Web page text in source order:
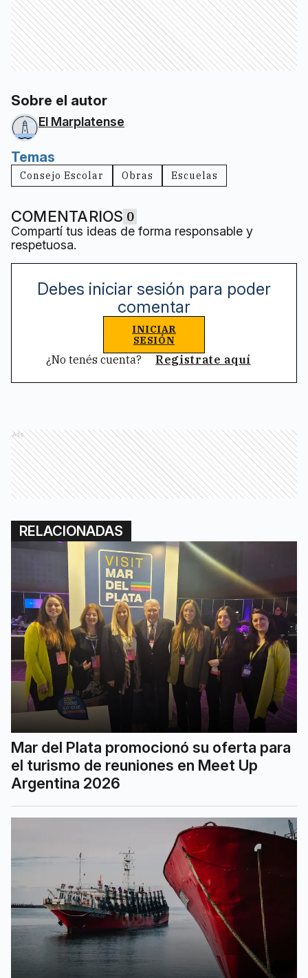
Sobre el autor
El Marplatense
Temas
Consejo Escolar Obras Escuelas
COMENTARIOS 0
Compartí tus ideas de forma responsable y
respetuosa.
Debes iniciar sesión para poder
comentar
INICIAR
SESIÓN
¿No tenés cuenta? Registrate aquí
Ads
RELACIONADAS
Mar del Plata promocionó su oferta para
el turismo de reuniones en Meet Up
Argentina 2026